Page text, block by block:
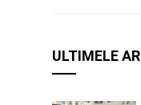
ULTIMELE